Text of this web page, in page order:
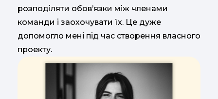
розподіляти обов’язки між членами
команди і заохочувати їх. Це дуже
допомогло мені під час створення власного
проекту.